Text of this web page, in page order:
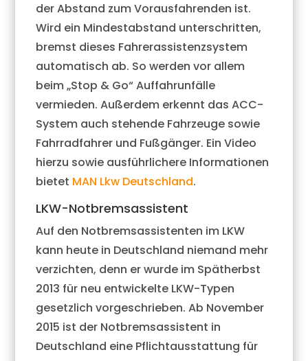
der Abstand zum Vorausfahrenden ist.
Wird ein Mindestabstand unterschritten,
bremst dieses Fahrerassistenzsystem
automatisch ab. So werden vor allem
beim „Stop & Go“ Auffahrunfälle
vermieden. Außerdem erkennt das ACC-
System auch stehende Fahrzeuge sowie
Fahrradfahrer und Fußgänger. Ein Video
hierzu sowie ausführlichere Informationen
bietet MAN Lkw Deutschland.
LKW-Notbremsassistent
Auf den Notbremsassistenten im LKW
kann heute in Deutschland niemand mehr
verzichten, denn er wurde im Spätherbst
2013 für neu entwickelte LKW-Typen
gesetzlich vorgeschrieben. Ab November
2015 ist der Notbremsassistent in
Deutschland eine Pflichtausstattung für